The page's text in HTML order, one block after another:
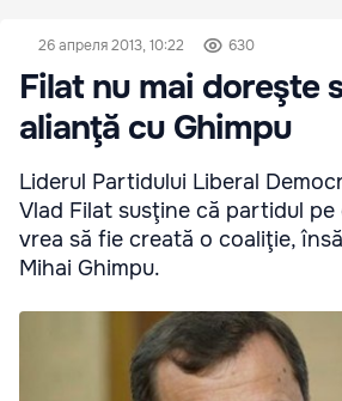
26 апреля 2013, 10:22 630
Filat nu mai doreşte
alianţă cu Ghimpu
Liderul Partidului Liberal
Vlad Filat susţine că partidul
vrea să fie creată o coaliţie,
Mihai Ghimpu.